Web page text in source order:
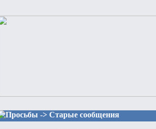
Просьбы -> Старые сообщения